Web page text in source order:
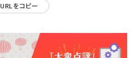
URLをコピー